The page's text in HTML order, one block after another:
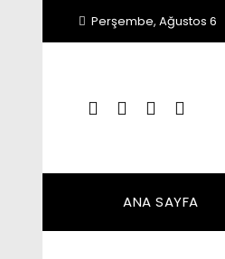
Perşembe, Ağustos 6
ANA SAYFA